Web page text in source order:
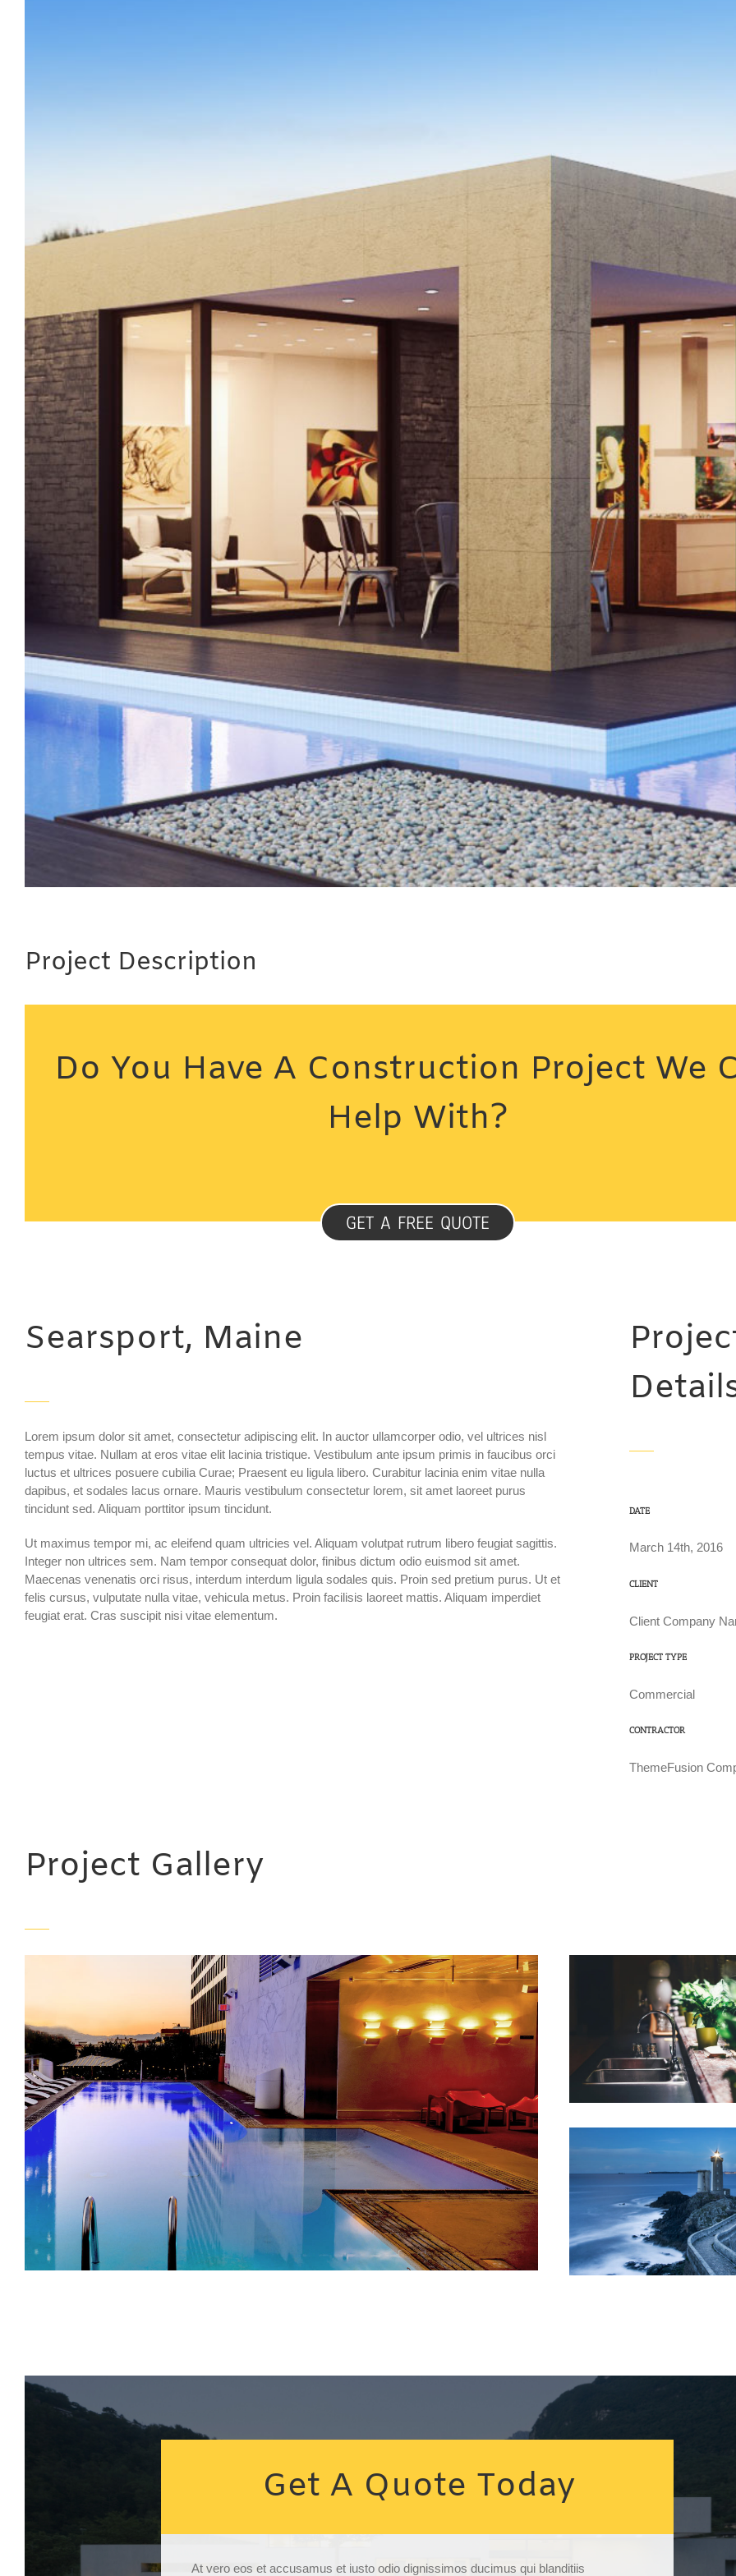
Project Description
Do You Have A Construction Project We
Help With?
GET A FREE QUOTE
Searsport, Maine
Lorem ipsum dolor sit amet, consectetur adipiscing elit. In auctor ullamcorper odio, vel ultrices nisl
tempus vitae. Nullam at eros vitae elit lacinia tristique. Vestibulum ante ipsum primis in faucibus orci
luctus et ultrices posuere cubilia Curae; Praesent eu ligula libero. Curabitur lacinia enim vitae nulla
dapibus, et sodales lacus ornare. Mauris vestibulum consectetur lorem, sit amet laoreet purus
tincidunt sed. Aliquam porttitor ipsum tincidunt.
Ut maximus tempor mi, ac eleifend quam ultricies vel. Aliquam volutpat rutrum libero feugiat sagittis.
Integer non ultrices sem. Nam tempor consequat dolor, finibus dictum odio euismod sit amet.
Maecenas venenatis orci risus, interdum interdum ligula sodales quis. Proin sed pretium purus. Ut et
felis cursus, vulputate nulla vitae, vehicula metus. Proin facilisis laoreet mattis. Aliquam imperdiet
feugiat erat. Cras suscipit nisi vitae elementum.
DATE
March 14th, 2016
CLIENT
Client Company
PROJECT TYPE
Commercial
CONTRACTOR
ThemeFusion
Project Gallery
Get A Quote Today
At vero eos et accusamus et iusto odio dignissimos ducimus qui blanditiis